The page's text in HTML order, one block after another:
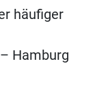
häufiger
Hamburg